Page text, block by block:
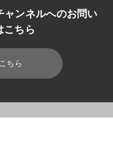
ンネルへのお問い
こちら
ちら